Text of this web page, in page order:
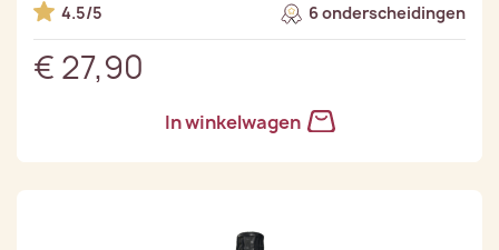
4.5/5
6 onderscheidingen
€ 27,90
In winkelwagen